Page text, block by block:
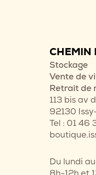
CHEMIN
Stockage
Vente de
Retrait de
113 bis av
92130
Tel : 01 46
Du lundi